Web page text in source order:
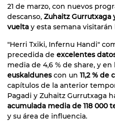
21 de marzo, con nuevos
descanso, Zuhaitz Gurrutxaga
vuelta y esta semana
"Herri Txiki, Infernu Handi"
precedida de excelentes
media de 4,6 % de share, y
euskaldunescon un 11,2 %
capítulos de la anterior
Pagadi y Zuhaitz Gurrutxaga
acumulada media de 118 000
y su área de influencia.